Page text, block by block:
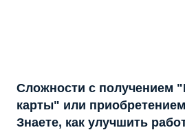
Сложности с получением
карты" или
Знаете, как улучшить